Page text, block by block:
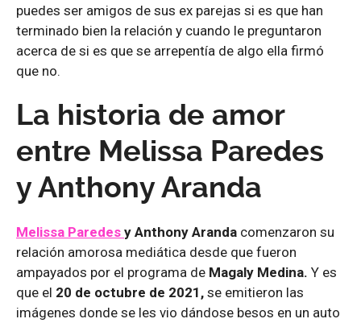
puedes ser amigos de sus ex parejas si es que han
terminado bien la relación y cuando le preguntaron
acerca de si es que se arrepentía de algo ella firmó
que no.
La historia de amor
entre Melissa Paredes
y Anthony Aranda
Melissa Paredes y Anthony Aranda comenzaron su
relación amorosa mediática desde que fueron
ampayados por el programa de Magaly Medina. Y es
que el 20 de octubre de 2021, se emitieron las
imágenes donde se les vio dándose besos en un auto